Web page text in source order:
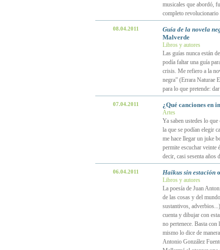
musicales que abordó,
completo revolucionario
08.04.2011
Guía de la novela
Malverde
Libros y autores
Las guías nunca están
podía faltar una guía
crisis. Me refiero a la
negra” (Errara Naturae
para lo que pretende:
07.04.2011 ¿Qué canciones en
Artes
Ya saben ustedes lo
la que se podían elegir
me hace llegar un juke
permite escuchar veinte
decir, casi sesenta años
06.04.2011 Haikus sin estacióno
Libros y autores
La poesía de Juan
de las cosas y del
sustantivos,
cuenta y dibujar con
no pertenece. Basta con
mismo lo dice de
Antonio González